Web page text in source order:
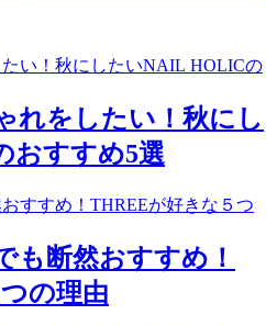
れをしたい！秋にし
おすすめ5選
も断然おすすめ！
の理由